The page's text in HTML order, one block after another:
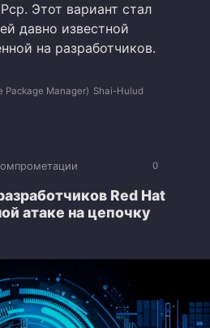
Этот вариант стал
давно известной
на разработчиков.
Package Manager) Shai-Hulud
0
Red Hat
атаке на цепочку